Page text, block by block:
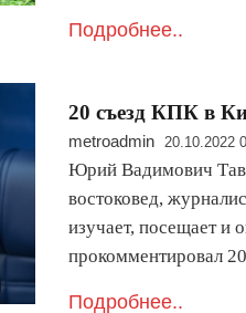
Подробнее..
20 съезд КПК в
metroadmin 20.10.2022
Юрий Вадимович
востоковед,
изучает, посещает и
прокомментировал
Подробнее..